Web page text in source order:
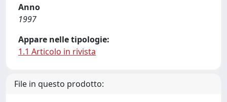
Anno
1997
Appare nelle tipologie:
1.1 Articolo in rivista
File in questo prodotto: